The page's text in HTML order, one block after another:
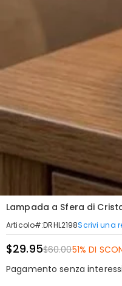
Lampada a Sfera di
Articolo#:DRHL2198Scrivi una
$29.95$60.0051% DI
Pagamento senza